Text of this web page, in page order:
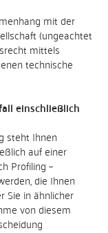
mit der
(ungeachtet
mittels
technische
einschließlich
steht Ihnen
auf einer
Profiling –
die Ihnen
Sie in ähnlicher
von diesem